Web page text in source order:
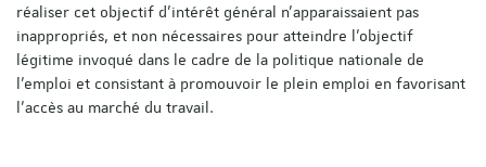
réaliser cet objectif d’intérêt général n’apparaissaient pas
inappropriés, et non nécessaires pour atteindre l’objectif
légitime invoqué dans le cadre de la politique nationale de
l’emploi et consistant à promouvoir le plein emploi en favorisant
l’accès au marché du travail.